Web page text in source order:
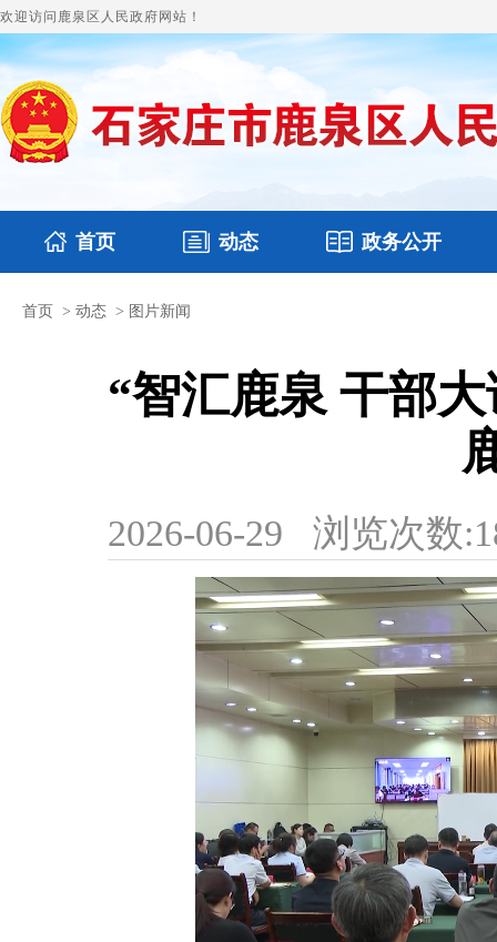
欢迎访问鹿泉区人民政府网站！
首页 动态
国务要闻
政务公开
本区文件
首页 > 动态 > 图片新闻
“智汇鹿泉 干部
2026-06-29 浏览次数: